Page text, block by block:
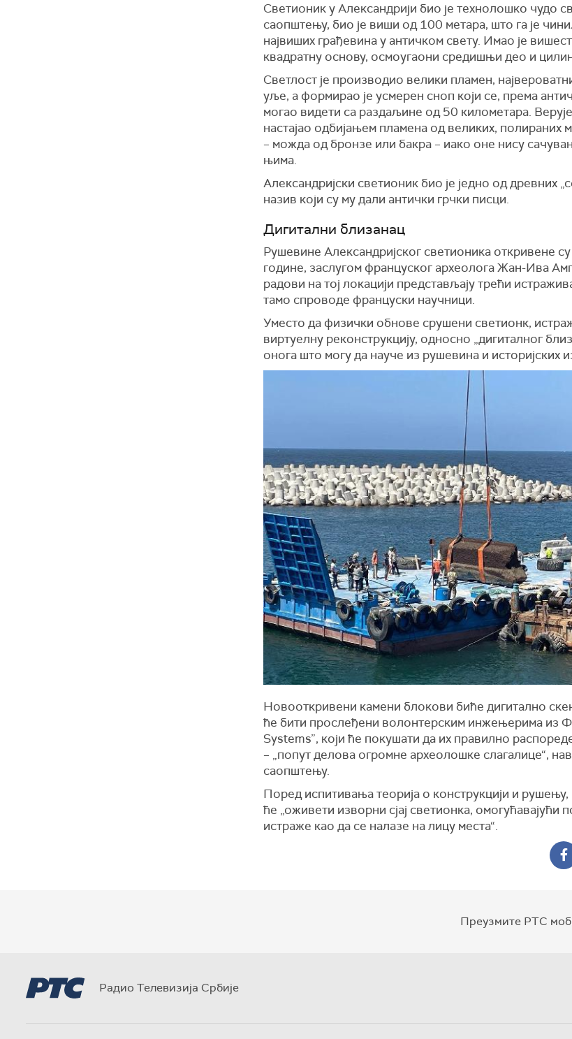
Светионику Александрији био је технолошко чудо
саопштењу, био је виши од 100 метара, што га је
највиших грађевина у античком свету. Имао је
квадратну основу, осмоугаони средишњи део и
Светлост је производио велики пламен,
уље, а формирао је усмерен сноп који се, према
могао видети са раздаљине од50 километара. Вер
настајао одбијањем пламена од великих, полираних
– можда од бронзе или бакра – иако оне нису
њима.
Александријски светионик био је једно од древних
назив који су му дали антички грчки писци.
Дигитални близанац
Рушевине Александријског светионика откривене
године, заслугом француског археолога Жан-Ива
радови на тој локацији представљају трећи
тамо спроводе француски научници.
Уместо да физички обнове срушени светионк,
виртуелну реконструкцију, односно „дигиталног
онога што могу да науче из рушевина и историјских
Новооткривени камени блокови биће дигитално
ће бити прослеђени волонтерским инжењерима из
Systems”, који ће покушати да их правилно
– „попут делова огромне археолошке слагалице“,
саопштењу.
Поред испитивања теорија о конструкцији и
ће „оживети изворни сјај светионка, омогућавајући
истраже као да се налазе на лицу места“.
Преузмите РТС
Радио Телевизија Србије